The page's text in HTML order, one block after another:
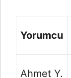
Yorumcu
Ahmet Y.